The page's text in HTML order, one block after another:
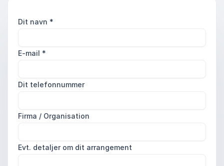
Dit navn *
E-mail *
Dit telefonnummer
Firma / Organisation
Evt. detaljer om dit arrangement